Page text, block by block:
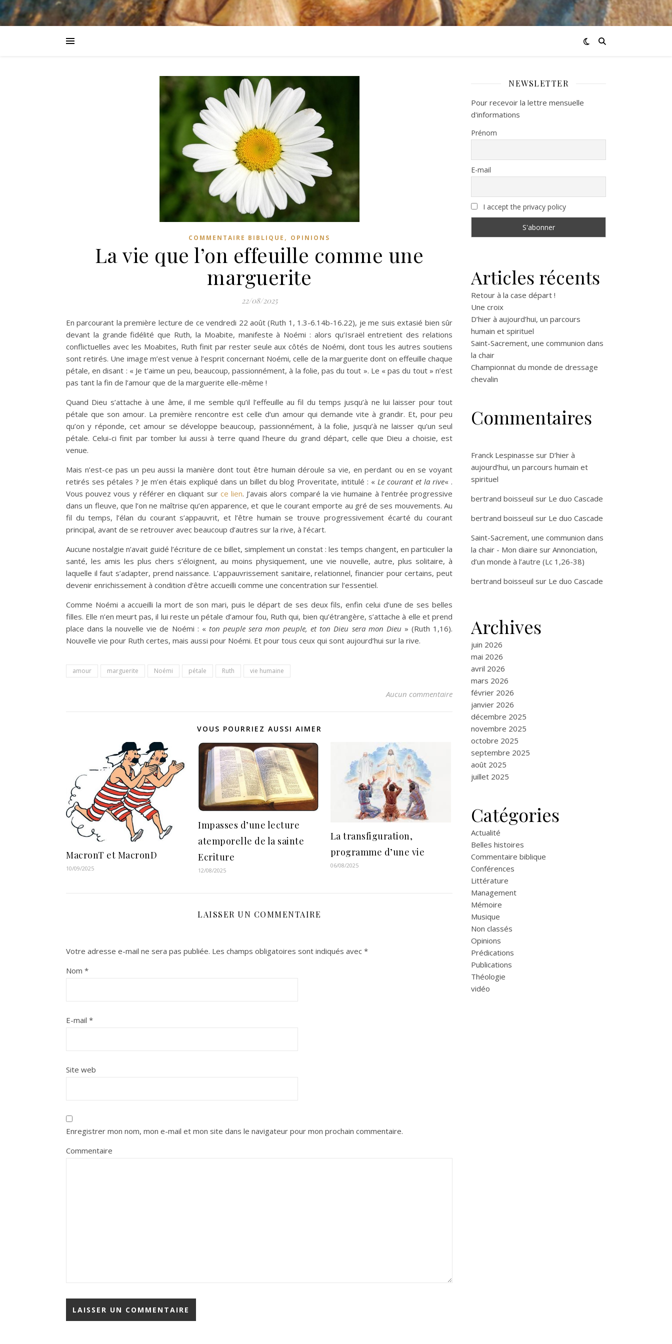
COMMENTAIRE BIBLIQUE , OPINIONS
La vie que l’on effeuille comme une
marguerite
22/08/2025
En parcourant la première lecture de ce vendredi 22 août (Ruth 1, 1.3-6.14b-16.22), je me suis extasié bien sûr
devant la grande fidélité que Ruth, la Moabite, manifeste à Noémi : alors qu’Israël entretient des relations
conflictuelles avec les Moabites, Ruth finit par rester seule aux côtés de Noémi, dont tous les autres soutiens
sont retirés. Une image m’est venue à l’esprit concernant Noémi, celle de la marguerite dont on effeuille chaque
pétale, en disant : « Je t’aime un peu, beaucoup, passionnément, à la folie, pas du tout ». Le « pas du tout » n’est
pas tant la fin de l’amour que de la marguerite elle-même !
Quand Dieu s’attache à une âme, il me semble qu’il l’effeuille au fil du temps jusqu’à ne lui laisser pour tout
pétale que son amour. La première rencontre est celle d’un amour qui demande vite à grandir. Et, pour peu
qu’on y réponde, cet amour se développe beaucoup, passionnément, à la folie, jusqu’à ne laisser qu’un seul
pétale. Celui-ci finit par tomber lui aussi à terre quand l’heure du grand départ, celle que Dieu a choisie, est
venue.
Mais n’est-ce pas un peu aussi la manière dont tout être humain déroule sa vie, en perdant ou en se voyant
retirés ses pétales ? Je m’en étais expliqué dans un billet du blog Proveritate, intitulé : «Le courant et la rive« .
Vous pouvez vous y référer en cliquant sur ce lien. J’avais alors comparé la vie humaine à l’entrée progressive
dans un fleuve, que l’on ne maîtrise qu’en apparence, et que le courant emporte au gré de ses mouvements. Au
fil du temps, l’élan du courant s’appauvrit, et l’être humain se trouve progressivement écarté du courant
principal, avant de se retrouver avec beaucoup d’autres sur la rive, à l’écart.
Aucune nostalgie n’avait guidé l’écriture de ce billet, simplement un constat : les temps changent, en particulier la
santé, les amis les plus chers s’éloignent, au moins physiquement, une vie nouvelle, autre, plus solitaire, à
laquelle il faut s’adapter, prend naissance. L’appauvrissement sanitaire, relationnel, financier pour certains, peut
devenir enrichissement à condition d’être accueilli comme une concentration sur l’essentiel.
Comme Noémi a accueilli la mort de son mari, puis le départ de ses deux fils, enfin celui d’une de ses belles
filles. Elle n’en meurt pas, il lui reste un pétale d’amour fou, Ruth qui, bien qu’étrangère, s’attache à elle et prend
place dans la nouvelle vie de Noémi : « ton peuple sera mon peuple, et ton Dieu sera mon Dieu » (Ruth 1,16).
Nouvelle vie pour Ruth certes, mais aussi pour Noémi. Et pour tous ceux qui sont aujourd’hui sur la rive.
amour marguerite Noémi pétale Ruth vie humaine
Aucun commentaire
VOUS POURRIEZ AUSSI AIMER
MacronT et MacronD
10/09/2025
Impasses d’une lecture
atemporelle de la sainte
Ecriture
12/08/2025
La transfiguration,
programme d’une vie
06/08/2025
LAISSER UN COMMENTAIRE
Votre adresse e-mail ne sera pas publiée. Les champs obligatoires sont indiqués avec *
Nom *
E-mail *
Site web
Enregistrer mon nom, mon e-mail et mon site dans le navigateur pour mon prochain commentaire.
Commentaire
NEWSLETTER
Pour recevoir la lettre mensuelle
d'informations
Prénom
E-mail
I accept the privacy policy
Articles récents
Retour à la case départ !
Une croix
D’hier à aujourd’hui, un parcours
humain et spirituel
Saint-Sacrement, une communion dans
la chair
Championnat du monde de dressage
chevalin
Commentaires
Franck Lespinasse sur D’hier à
aujourd’hui, un parcours humain et
spirituel
bertrand boisseuil sur Le duo Cascade
bertrand boisseuil sur Le duo Cascade
Saint-Sacrement, une communion dans
la chair - Mon diaire sur Annonciation,
d’un monde à l’autre (Lc 1,26-38)
bertrand boisseuil sur Le duo Cascade
Archives
juin 2026
mai 2026
avril 2026
mars 2026
février 2026
janvier 2026
décembre 2025
novembre 2025
octobre 2025
septembre 2025
août 2025
juillet 2025
Catégories
Actualité
Belles histoires
Commentaire biblique
Conférences
Littérature
Management
Mémoire
Musique
Non classés
Opinions
Prédications
Publications
Théologie
vidéo